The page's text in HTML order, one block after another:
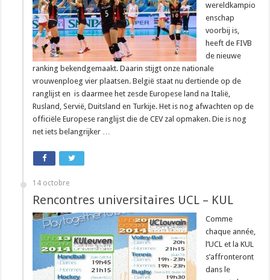
wereldkampio
enschap
voorbij is,
heeft de FIVB
de nieuwe
ranking bekendgemaakt. Daarin stijgt onze nationale
vrouwenploeg vier plaatsen. België staat nu dertiende op de
ranglijst en is daarmee het zesde Europese land na Italië,
Rusland, Servië, Duitsland en Turkije. Het is nog afwachten op de
officiële Europese ranglijst die de CEV zal opmaken. Die is nog
net iets belangrijker …
14 octobre
Rencontres universitaires UCL – KUL
Comme
chaque année,
l’UCL et la KUL
s’affronteront
dans le